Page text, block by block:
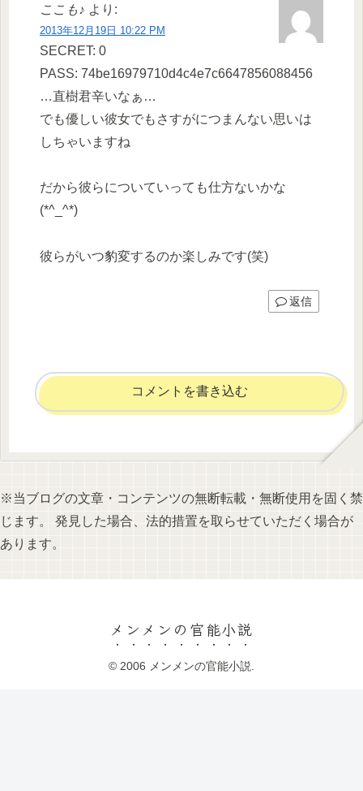
ここも♪ より:
2013年12月19日 10:22 PM
SECRET: 0
PASS: 74be16979710d4c4e7c6647856088456
…直樹君辛いなぁ…
でも優しい彼女でもさすがにつまんない思いは
しちゃいますね
だから彼らについていっても仕方ないかな
(*^_^*)
彼らがいつ豹変するのか楽しみです(笑)
返信
コメントを書き込む
※当ブログの文章・コンテンツの無断転載・無断使用を固く禁
じます。 発見した場合、法的措置を取らせていただく場合が
あります。
メンメンの官能小説
© 2006 メンメンの官能小説.